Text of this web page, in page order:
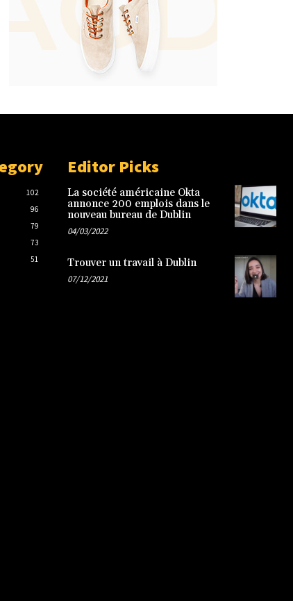
102
96
79
73
51
Editor Picks
La société américaine Okta
annonce 200 emplois dans le
nouveau bureau de Dublin
04/03/2022
Trouver un travail à Dublin
07/12/2021